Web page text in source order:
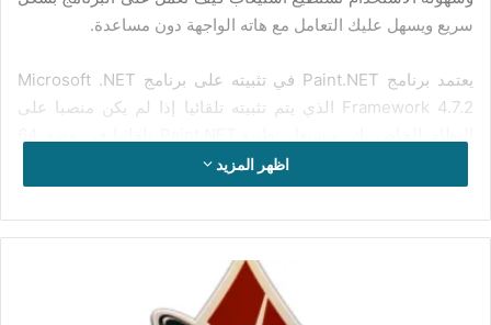
سريع ويسهل عليك التعامل مع هاته الواجهة دون مساعدة.
يعتمد برنامج Paint.NET في تثبيته على برنامج Microsoft .NET
Framework 4.7.2 الذي يتم تثبيته تلقائيا إذا لم يكن منصبا على
إصدار 64 x من الويندوز.
خصائص البرنامج الرئيسية:
– أدوات التأثيرات الخاصة : الضبابية والشحذ وإزالة العين الحمراء
والتشوه والضوضاء والنقش.
اظهر المزيد